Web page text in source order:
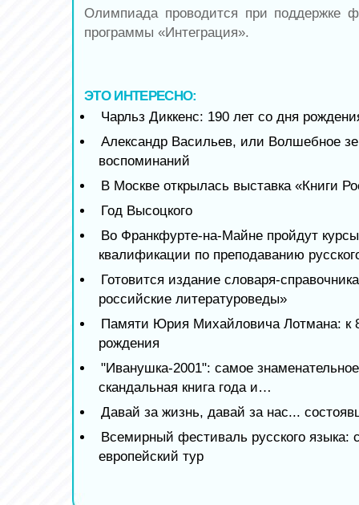
Олимпиада проводится при поддержке
программы «Интеграция».
ЭТО ИНТЕРЕСНО:
Чарльз Диккенс: 190 лет со дня
Александр Васильев, или Волшебное
воспоминаний
В Москве открылась выставка «Книги
Год Высоцкого
Во Франкфурте-на-Майне пройдут
квалификации по преподаванию
Готовится издание словаря-
российские литературоведы»
Памяти Юрия Михайловича Лотмана: к
рождения
"Иванушка-2001": самое
скандальная книга года и…
Давай за жизнь, давай за нас...
Всемирный фестиваль русского языка:
европейский тур